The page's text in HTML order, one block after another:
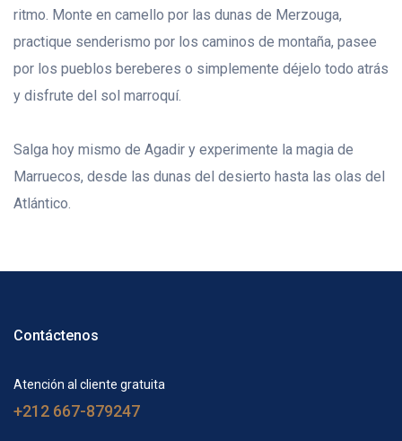
ritmo. Monte en camello por las dunas de Merzouga,
practique senderismo por los caminos de montaña, pasee
por los pueblos bereberes o simplemente déjelo todo atrás
y disfrute del sol marroquí.
Salga hoy mismo de Agadir y experimente la magia de
Marruecos, desde las dunas del desierto hasta las olas del
Atlántico.
Contáctenos
Atención al cliente gratuita
+212 667-879247